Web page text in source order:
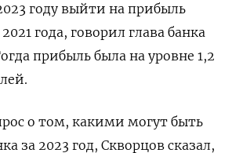
году выйти на прибыль
года, говорил глава банка
прибыль была на уровне 1,2
о том, какими могут быть
за 2023 год, Скворцов сказал,